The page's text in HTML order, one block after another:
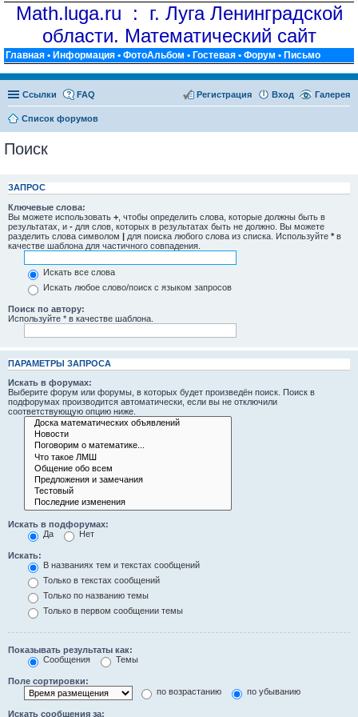
Math.luga.ru : г. Луга Ленинградской
области. Математический сайт
Главная • Информация • ФотоАльбом • Гостевая • Форум • Письмо
Ссылки Галерея
FAQ Вход
Регистрация
Список форумов
Поиск
ЗАПРОС
Ключевые слова:
Вы можете использовать + , чтобы определить слова, которые должны быть в
результатах, и - для слов, которых в результатах быть не должно. Вы можете
разделить слова символом | для поиска любого слова из списка. Используйте * в
качестве шаблона для частичного совпадения.
Искать все слова
Искать любое слово/поиск с языком запросов
Поиск по автору:
Используйте * в качестве шаблона.
ПАРАМЕТРЫ ЗАПРОСА
Искать в форумах:
Выберите форум или форумы, в которых будет произведён поиск. Поиск в
подфорумах производится автоматически, если вы не отключили
соответствующую опцию ниже.
Искать в подфорумах:
Да
Нет
Искать:
В названиях тем и текстах сообщений
Только в текстах сообщений
Только по названию темы
Только в первом сообщении темы
Показывать результаты как:
Сообщения
Темы
Поле сортировки:
по возрастанию
по убыванию
Искать сообщения за: